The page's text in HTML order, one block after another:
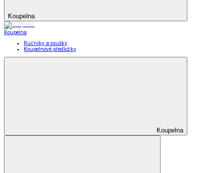
Koupelna
Koupelna
Ručníky a osušky
Koupelnové předložky
Koupelna